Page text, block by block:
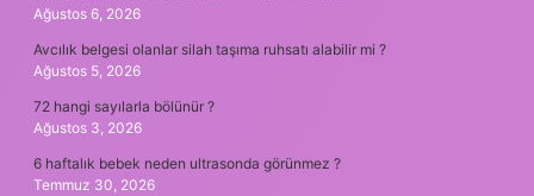
Ağustos 6, 2026
Avcılık belgesi olanlar silah taşıma ruhsatı alabilir mi ?
Ağustos 5, 2026
72 hangi sayılarla bölünür ?
Ağustos 3, 2026
6 haftalık bebek neden ultrasonda görünmez ?
Temmuz 30, 2026